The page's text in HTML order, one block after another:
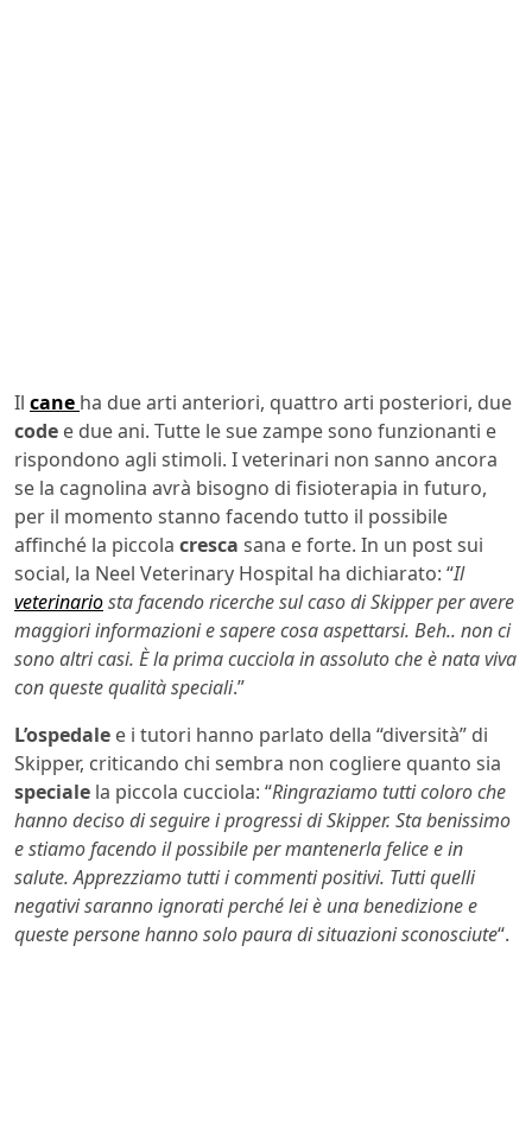
Il cane ha due arti anteriori, quattro arti posteriori, due
code e due ani. Tutte le sue zampe sono funzionanti e
rispondono agli stimoli. I veterinari non sanno ancora
se la cagnolina avrà bisogno di fisioterapia in futuro,
per il momento stanno facendo tutto il possibile
affinché la piccola cresca sana e forte. In un post sui
social, la Neel Veterinary Hospital ha dichiarato: “Il
veterinariosta facendo ricerche sul caso di Skipper per avere
maggiori informazioni e sapere cosa aspettarsi. Beh.. non ci
sono altri casi. È la prima cucciola in assoluto che è nata viva
con queste qualità speciali.”
L’ospedale e i tutori hanno parlato della “diversità” di
Skipper, criticando chi sembra non cogliere quanto sia
speciale la piccola cucciola: “Ringraziamo tutti coloro che
hanno deciso di seguire i progressi di Skipper. Sta benissimo
e stiamo facendo il possibile per mantenerla felice e in
salute. Apprezziamo tutti i commenti positivi. Tutti quelli
negativi saranno ignorati perché lei è una benedizione e
queste persone hanno solo paura di situazioni sconosciute“.